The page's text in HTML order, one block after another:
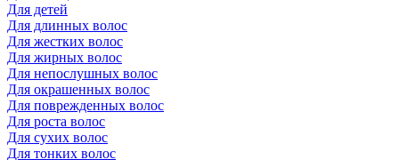
Для детей
Для длинных волос
Для жестких волос
Для жирных волос
Для непослушных волос
Для окрашенных волос
Для поврежденных волос
Для роста волос
Для сухих волос
Для тонких волос